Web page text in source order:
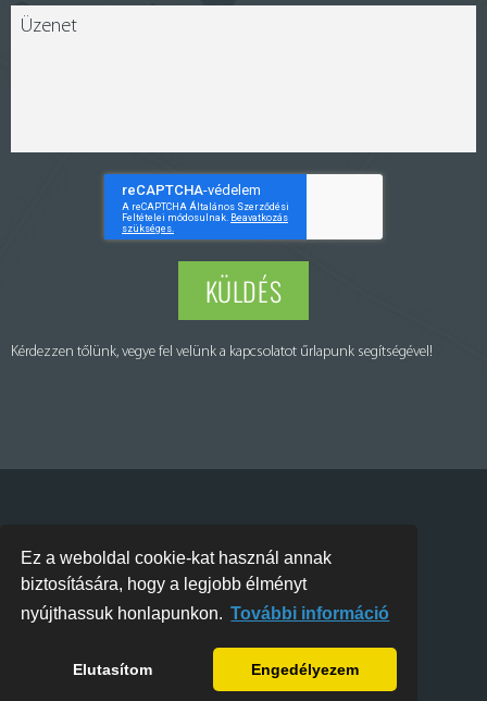
Ez a weboldal cookie-kat használ annak
biztosítására, hogy a legjobb élményt
nyújthassuk honlapunkon. További információ
Elutasítom Engedélyezem
KÜLDÉS
Kérdezzen tőlünk, vegye fel velünk a kapcsolatot űrlapunk segítségével!
Webdesign